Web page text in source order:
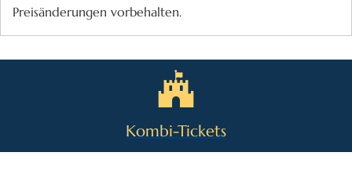
Preisänderungen vorbehalten.
Kombi-Tickets